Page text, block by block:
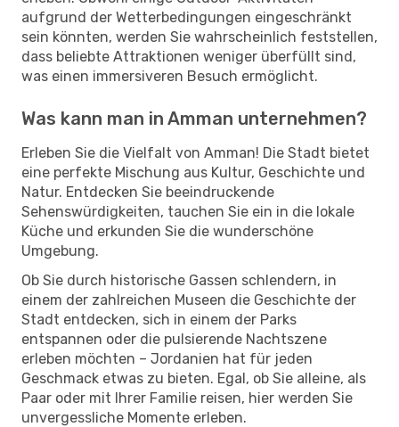
aufgrund der Wetterbedingungen eingeschränkt
sein könnten, werden Sie wahrscheinlich feststellen,
dass beliebte Attraktionen weniger überfüllt sind,
was einen immersiveren Besuch ermöglicht.
Was kann man in Amman unternehmen?
Erleben Sie die Vielfalt von Amman! Die Stadt bietet
eine perfekte Mischung aus Kultur, Geschichte und
Natur. Entdecken Sie beeindruckende
Sehenswürdigkeiten, tauchen Sie ein in die lokale
Küche und erkunden Sie die wunderschöne
Umgebung.
Ob Sie durch historische Gassen schlendern, in
einem der zahlreichen Museen die Geschichte der
Stadt entdecken, sich in einem der Parks
entspannen oder die pulsierende Nachtszene
erleben möchten – Jordanien hat für jeden
Geschmack etwas zu bieten. Egal, ob Sie alleine, als
Paar oder mit Ihrer Familie reisen, hier werden Sie
unvergessliche Momente erleben.